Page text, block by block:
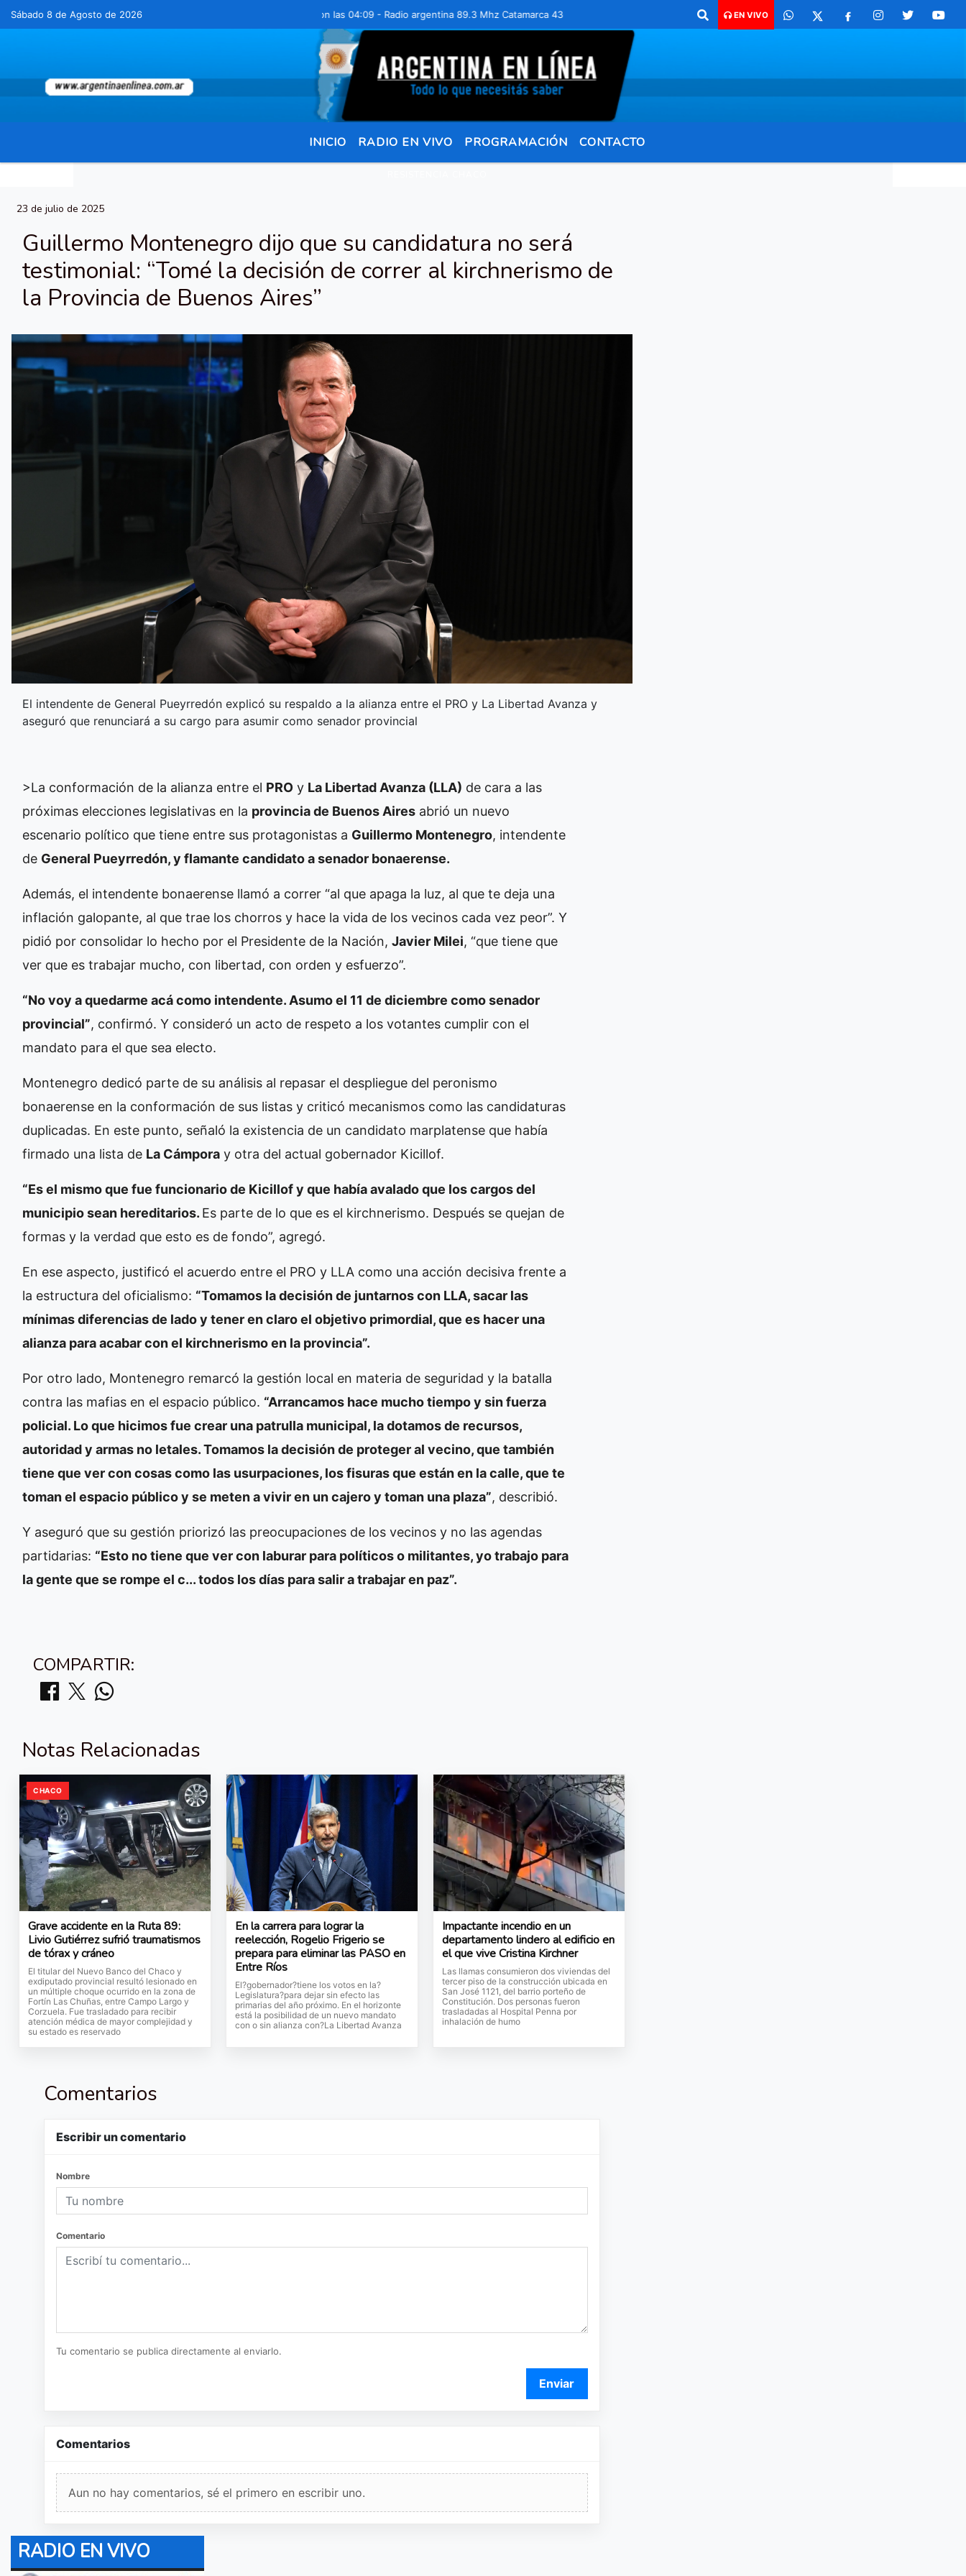
Sábado 8 de Agosto de 2026Hoy es Sábado 8 de Agosto de 2026 y son las 04:09 - Radio argentina 89.3 Mhz Catamarca 436 Resistencia Chaco para comunicarte 362 4879579 Radio argentina 89.3 Mhz Catamarca 436
EN VIVO
INICIO RADIO EN VIVO PROGRAMACIÓN CONTACTO
23 de julio de 2025
Guillermo Montenegro dijo que su candidatura no será
testimonial: “Tomé la decisión de correr al kirchnerismo de
la Provincia de Buenos Aires”
El intendente de General Pueyrredón explicó su respaldo a la alianza entre el PRO y La Libertad Avanza y
aseguró que renunciará a su cargo para asumir como senador provincial
>La conformación de la alianza entre el PRO y La Libertad Avanza (LLA) de cara a las
próximas elecciones legislativas en la provincia de Buenos Aires abrió un nuevo
escenario político que tiene entre sus protagonistas a Guillermo Montenegro, intendente
de General Pueyrredón, y flamante candidato a senador bonaerense.
Además, el intendente bonaerense llamó a correr “al que apaga la luz, al que te deja una
inflación galopante, al que trae los chorros y hace la vida de los vecinos cada vez peor”. Y
pidió por consolidar lo hecho por el Presidente de la Nación, Javier Milei, “que tiene que
ver que es trabajar mucho, con libertad, con orden y esfuerzo”.
“No voy a quedarme acá como intendente. Asumo el 11 de diciembre como senador
provincial”, confirmó. Y consideró un acto de respeto a los votantes cumplir con el
mandato para el que sea electo.
Montenegro dedicó parte de su análisis al repasar el despliegue del peronismo
bonaerense en la conformación de sus listas y criticó mecanismos como las candidaturas
duplicadas. En este punto, señaló la existencia de un candidato marplatense que había
firmado una lista de La Cámpora y otra del actual gobernador Kicillof.
“Es el mismo que fue funcionario de Kicillof y que había avalado que los cargos del
municipio sean hereditarios. Es parte de lo que es el kirchnerismo. Después se quejan de
formas y la verdad que esto es de fondo”, agregó.
En ese aspecto, justificó el acuerdo entre el PRO y LLA como una acción decisiva frente a
la estructura del oficialismo: “Tomamos la decisión de juntarnos con LLA, sacar las
mínimas diferencias de lado y tener en claro el objetivo primordial, que es hacer una
alianza para acabar con el kirchnerismo en la provincia”.
Por otro lado, Montenegro remarcó la gestión local en materia de seguridad y la batalla
contra las mafias en el espacio público. “Arrancamos hace mucho tiempo y sin fuerza
policial. Lo que hicimos fue crear una patrulla municipal, la dotamos de recursos,
autoridad y armas no letales. Tomamos la decisión de proteger al vecino, que también
tiene que ver con cosas como las usurpaciones, los fisuras que están en la calle, que te
toman el espacio público y se meten a vivir en un cajero y toman una plaza”, describió.
Y aseguró que su gestión priorizó las preocupaciones de los vecinos y no las agendas
partidarias: “Esto no tiene que ver con laburar para políticos o militantes, yo trabajo para
la gente que se rompe el c... todos los días para salir a trabajar en paz”.
COMPARTIR:
Notas Relacionadas
CHACO
Grave accidente en la Ruta 89:
Livio Gutiérrez sufrió traumatismos
de tórax y cráneo
El titular del Nuevo Banco del Chaco y
exdiputado provincial resultó lesionado en
un múltiple choque ocurrido en la zona de
Fortín Las Chuñas, entre Campo Largo y
Corzuela. Fue trasladado para recibir
atención médica de mayor complejidad y
su estado es reservado
En la carrera para lograr la
reelección, Rogelio Frigerio se
prepara para eliminar las PASO en
Entre Ríos
El?gobernador?tiene los votos en la?
Legislatura?para dejar sin efecto las
primarias del año próximo. En el horizonte
está la posibilidad de un nuevo mandato
con o sin alianza con?La Libertad Avanza
Impactante incendio en un
departamento lindero al edificio en
el que vive Cristina Kirchner
Las llamas consumieron dos viviendas del
tercer piso de la construcción ubicada en
San José 1121, del barrio porteño de
Constitución. Dos personas fueron
trasladadas al Hospital Penna por
inhalación de humo
Comentarios
Escribir un comentario
Nombre
Comentario
Tu comentario se publica directamente al enviarlo.
Enviar
Comentarios
Aun no hay comentarios, sé el primero en escribir uno.
RADIO EN VIVO